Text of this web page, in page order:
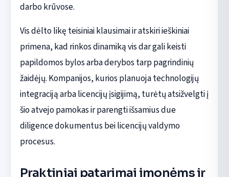
darbo krūvose.
Vis dėlto likę teisiniai klausimai ir atskiri ieškiniai
primena, kad rinkos dinamiką vis dar gali keisti
papildomos bylos arba derybos tarp pagrindinių
žaidėjų. Kompanijos, kurios planuoja technologijų
integraciją arba licencijų įsigijimą, turėtų atsižvelgti į
šio atvejo pamokas ir parengti išsamius due
diligence dokumentus bei licencijų valdymo
procesus.
Praktiniai patarimai įmonėms ir